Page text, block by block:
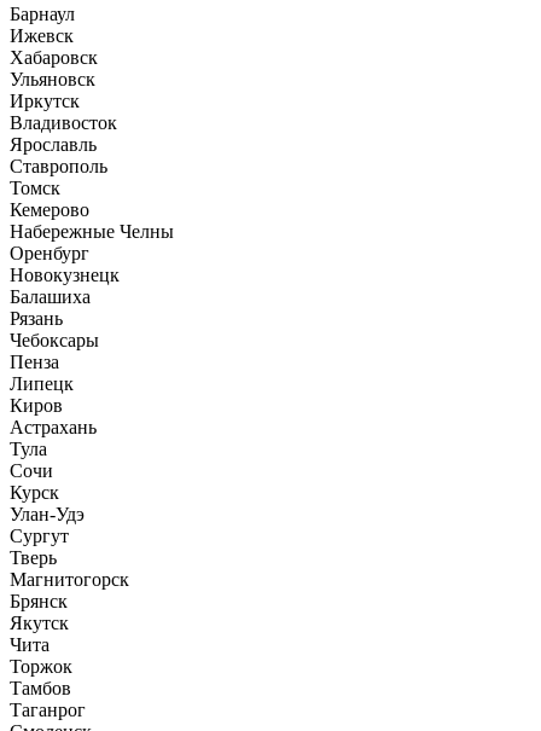
Барнаул
Ижевск
Хабаровск
Ульяновск
Иркутск
Владивосток
Ярославль
Ставрополь
Томск
Кемерово
Набережные Челны
Оренбург
Новокузнецк
Балашиха
Рязань
Чебоксары
Пенза
Липецк
Киров
Астрахань
Тула
Сочи
Курск
Улан-Удэ
Сургут
Тверь
Магнитогорск
Брянск
Якутск
Чита
Торжок
Тамбов
Таганрог